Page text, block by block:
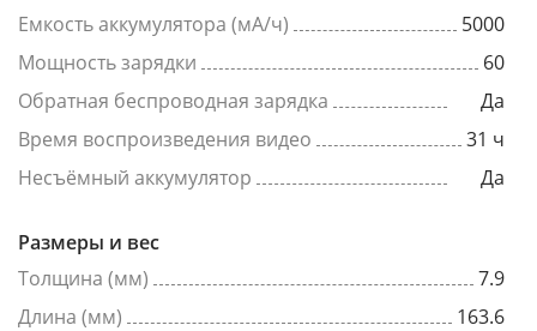
Емкость аккумулятора (мА/ч)
5000
Мощность зарядки
60
Обратная беспроводная зарядка
Да
Время воспроизведения видео
31 ч
Несъёмный аккумулятор
Да
Размеры и вес
Толщина (мм)
7.9
Длина (мм)
163.6